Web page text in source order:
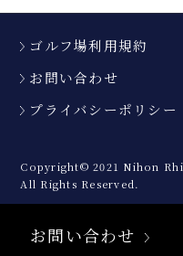
ゴルフ場利用規約
お問い合わせ
プライバシーポリシー
Copyright© 2021 Nihon
All Rights Reserved.
お問い合わせ